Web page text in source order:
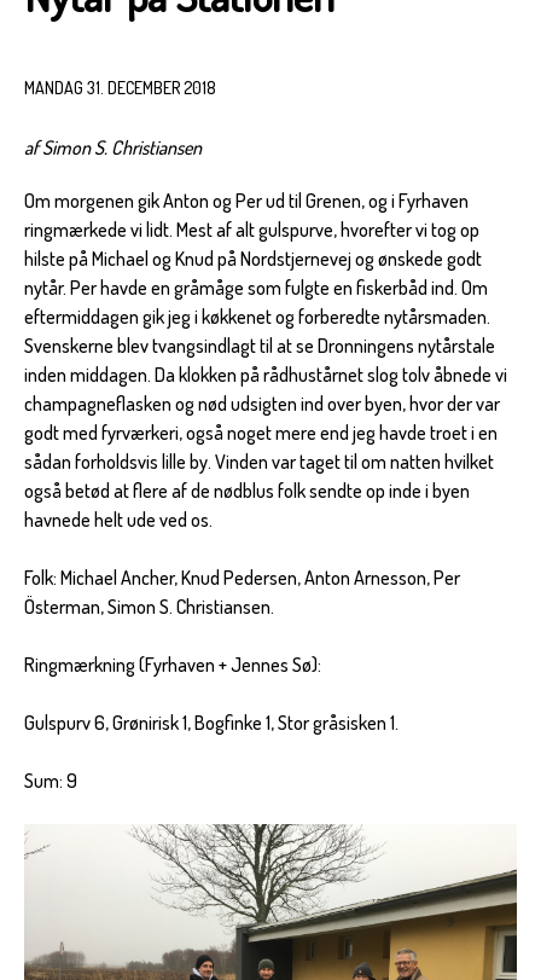
MANDAG 31. DECEMBER 2018
af Simon S. Christiansen
Om morgenen gik Anton og Per ud til Grenen, og i Fyrhaven
ringmærkede vi lidt. Mest af alt gulspurve, hvorefter vi tog op
hilste på Michael og Knud på Nordstjernevej og ønskede godt
nytår. Per havde en gråmåge som fulgte en fiskerbåd ind. Om
eftermiddagen gik jeg i køkkenet og forberedte nytårsmaden.
Svenskerne blev tvangsindlagt til at se Dronningens nytårstale
inden middagen. Da klokken på rådhustårnet slog tolv åbnede vi
champagneflasken og nød udsigten ind over byen, hvor der var
godt med fyrværkeri, også noget mere end jeg havde troet i en
sådan forholdsvis lille by. Vinden var taget til om natten hvilket
også betød at flere af de nødblus folk sendte op inde i byen
havnede helt ude ved os.
Folk: Michael Ancher, Knud Pedersen, Anton Arnesson, Per
Österman, Simon S. Christiansen.
Ringmærkning (Fyrhaven + Jennes Sø):
Gulspurv 6, Grønirisk 1, Bogfinke 1, Stor gråsisken 1.
Sum: 9